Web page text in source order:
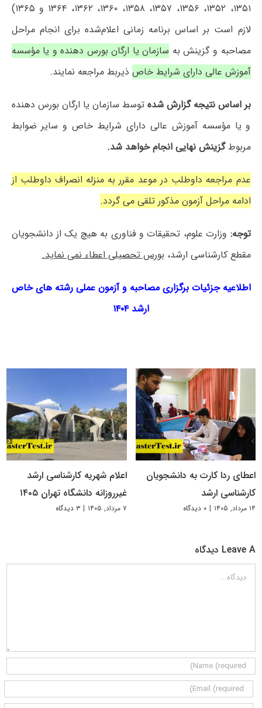
۱۳۵۱، ۱۳۵۲، ۱۳۵۶، ۱۳۵۷، ۱۳۵۸، ۱۳۶۰، ۱۳۶۲، ۱۳۶۴ و ۱۳۶۵)
لازم است بر اساس برنامه زمانی اعلام‌شده برای انجام مراحل
مصاحبه و گزینش به سازمان یا ارگان بورس دهنده و یا مؤسسه
آموزش عالی دارای شرایط خاص ذیربط مراجعه نمایند.
بر اساس نتیجه گزارش شده توسط سازمان یا ارگان بورس دهنده
و یا مؤسسه آموزش عالی دارای شرایط خاص و سایر ضوابط
مربوطگزینش نهایی انجام خواهد شد.
عدم مراجعه داوطلب در موعد مقرر به منزله انصراف داوطلب از
ادامه مراحل آزمون مذکور تلقی می گردد.
توجه: وزارت علوم، تحقیقات و فناوری به هیچ یک از دانشجویان
مقطع کارشناسی ارشد،بورس تحصیلی اعطاء نمی نماید.
اطلاعیه جزئیات برگزاری مصاحبه و آزمون عملی رشته های خاص
ارشد ۱۴۰۴
اعطای ردا کارت به دانشجویان
کارشناسی ارشد
۱۴ مرداد, ۱۴۰۵ | ۰ دیدگاه
اعلام شهریه کارشناسی ارشد
غیرروزانه دانشگاه تهران ۱۴۰۵
۷ مرداد, ۱۴۰۵ | ۳ دیدگاه
Leave A دیدگاه
دیدگاه